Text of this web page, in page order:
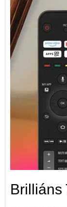
Brilliáns